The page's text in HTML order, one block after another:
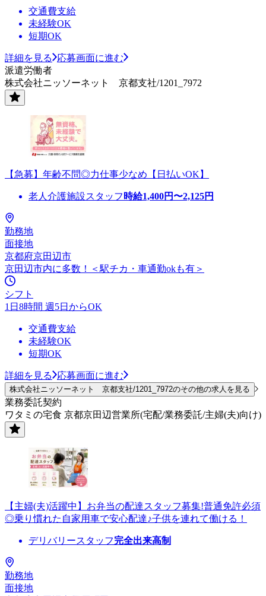
交通費支給
未経験OK
短期OK
詳細を見る
応募画面に進む
派遣労働者
株式会社ニッソーネット 京都支社/1201_7972
【急募】年齢不問◎力仕事少なめ【日払いOK】
老人介護施設スタッフ 時給1,400円〜2,125円
勤務地
面接地
京都府京田辺市
京田辺市内に多数！＜駅チカ・車通勤okも有＞
シフト
1日8時間 週5日からOK
交通費支給
未経験OK
短期OK
詳細を見る 応募画面に進む
株式会社ニッソーネット 京都支社/1201_7972のその他の求人を見る
業務委託契約
ワタミの宅食 京都京田辺営業所(宅配/業務委託/主婦(夫)向け)
【主婦(夫)活躍中】お弁当の配達スタッフ募集!普通免許必須
◎乗り慣れた自家用車で安心配達♪子供を連れて働ける！
デリバリースタッフ完全出来高制
勤務地
面接地